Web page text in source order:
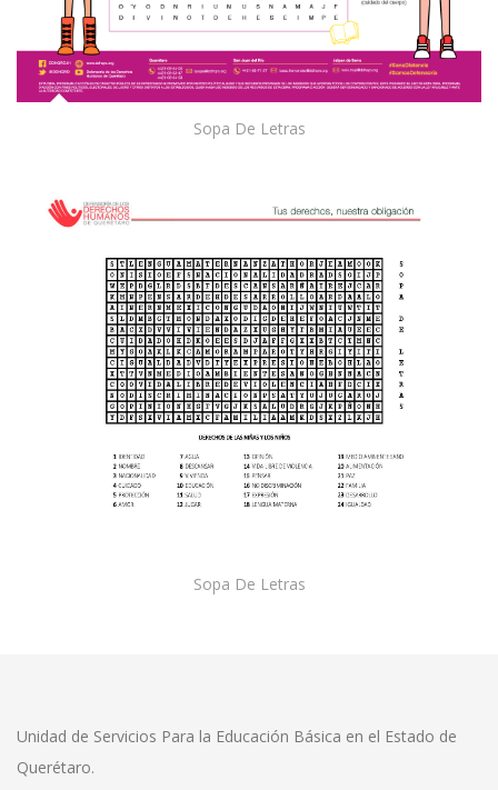
Sopa De Letras
Sopa De Letras
Unidad de Servicios Para la Educación Básica en el Estado de
Querétaro.